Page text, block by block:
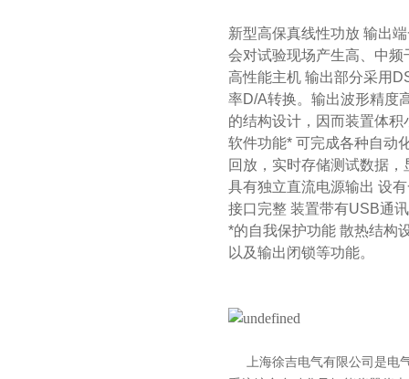
新型高保真线性功放 输出
会对试验现场产生高、中
高性能主机 输出部分采用
率D/A转换。输出波形精度
的结构设计，因而装置体
软件功能* 可完成各种自动
回放，实时存储测试数据
具有独立直流电源输出 设
接口完整 装置带有USB通
*的自我保护功能 散热结构
以及输出闭锁等功能。
上海徐吉电气有限公司 是电